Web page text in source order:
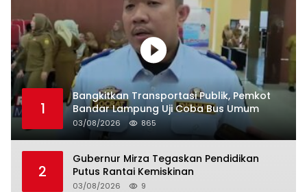
1
Bangkitkan Transportasi Publik, Pemkot
Bandar Lampung Uji Coba Bus Umum
03/08/2026 865
2
Gubernur Mirza Tegaskan Pendidikan
Putus Rantai Kemiskinan
03/08/2026 9